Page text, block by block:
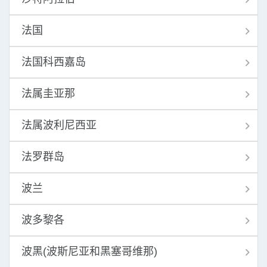
法国
法国科西嘉岛
法属圭亚那
法属波利尼西亚
法罗群岛
波兰
波多黎各
波黑(波斯尼亚和黑塞哥维那)